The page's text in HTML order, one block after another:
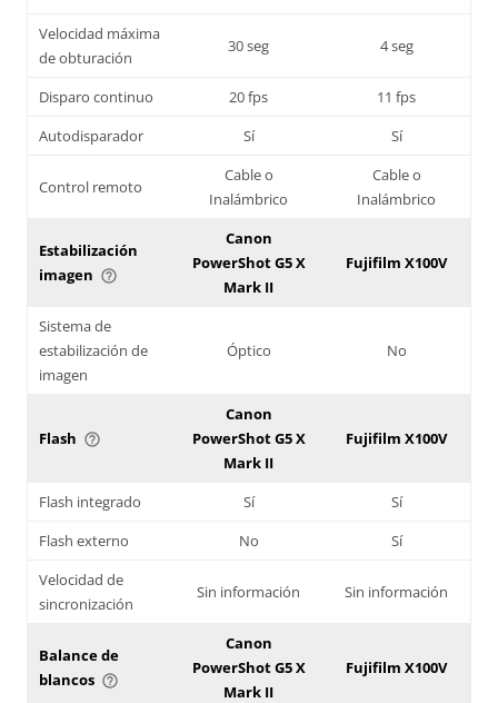
Velocidad máxima
de obturación
30 seg 4 seg
Disparo continuo 20 fps
11 fps
Autodisparador
Sí Sí
Control remoto
Cable o
Inalámbrico
Cable o
Inalámbrico
Estabilización
imagen help_outline
Canon
PowerShot G5 X
Mark II
Fujifilm X100V
Sistema de
estabilización de
imagen
Óptico No
Flash help_outline
Canon
PowerShot G5 X
Mark II
Fujifilm X100V
Flash integrado Sí
Sí
Flash externo
No
Sí
Velocidad de
sincronización
Sin información Sin información
Balance de
blancos help_outline
Canon
PowerShot G5 X
Mark II
Fujifilm X100V